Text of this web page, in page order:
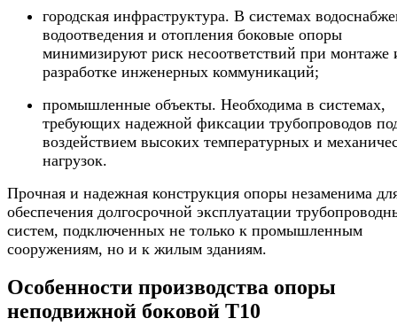
городская инфраструктура. В системах
водоотведения и отопления боковые опоры
минимизируют риск несоответствий при монтаже
разработке инженерных коммуникаций;
промышленные объекты. Необходима в системах,
требующих надежной фиксации трубопроводов
воздействием высоких температурных и
нагрузок.
Прочная и надежная конструкция опоры незаменима
обеспечения долгосрочной эксплуатации
систем, подключенных не только к промышленным
сооружениям, но и к жилым зданиям.
Особенности производства опоры
неподвижной боковой Т10